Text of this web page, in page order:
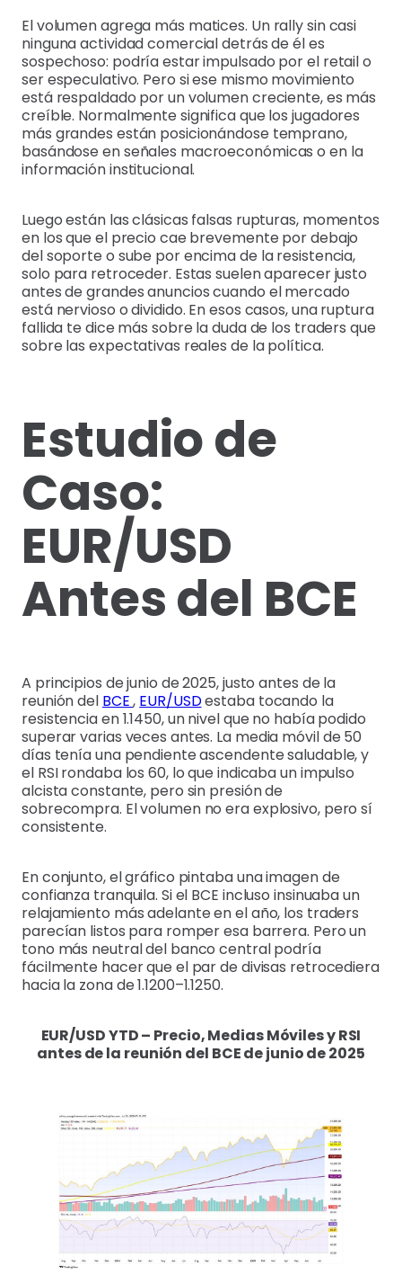
El volumen agrega más matices. Un rally sin casi
ninguna actividad comercial detrás de él es
sospechoso: podría estar impulsado por el retail o
ser especulativo. Pero si ese mismo movimiento
está respaldado por un volumen creciente, es más
creíble. Normalmente significa que los jugadores
más grandes están posicionándose temprano,
basándose en señales macroeconómicas o en la
información institucional.
Luego están las clásicas falsas rupturas, momentos
en los que el precio cae brevemente por debajo
del soporte o sube por encima de la resistencia,
solo para retroceder. Estas suelen aparecer justo
antes de grandes anuncios cuando el mercado
está nervioso o dividido. En esos casos, una ruptura
fallida te dice más sobre la duda de los traders que
sobre las expectativas reales de la política.
Estudio de
Caso:
EUR/USD
Antes del BCE
A principios de junio de 2025, justo antes de la
reunión del BCE, EUR/USDestaba tocando la
resistencia en 1.1450, un nivel que no había podido
superar varias veces antes. La media móvil de 50
días tenía una pendiente ascendente saludable, y
el RSI rondaba los 60, lo que indicaba un impulso
alcista constante, pero sin presión de
sobrecompra. El volumen no era explosivo, pero sí
consistente.
En conjunto, el gráfico pintaba una imagen de
confianza tranquila. Si el BCE incluso insinuaba un
relajamiento más adelante en el año, los traders
parecían listos para romper esa barrera. Pero un
tono más neutral del banco central podría
fácilmente hacer que el par de divisas retrocediera
hacia la zona de 1.1200–1.1250.
EUR/USD YTD – Precio, Medias Móviles y RSI
antes de la reunión del BCE de junio de 2025